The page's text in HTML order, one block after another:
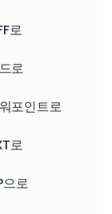
로
로
포인트로
로
으로